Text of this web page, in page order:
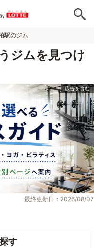
駅のジム
ジムを見つけ
最終更新日：2026/08/07
す